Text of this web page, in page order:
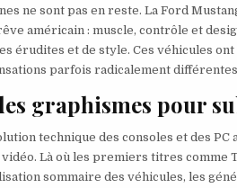
ne sont pas en reste. La Ford
américain : muscle, contrôle et
érudites et de style. Ces véhicules
parfois radicalement
graphismes pour
technique des consoles et des
Là où les premiers titres comme
sommaire des véhicules, les